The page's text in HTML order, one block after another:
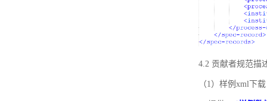
4.2 贡献者规范描
（1）样例xml下载